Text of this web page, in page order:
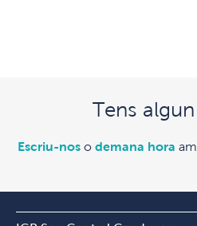
Tens
Escriu-noso demana hora